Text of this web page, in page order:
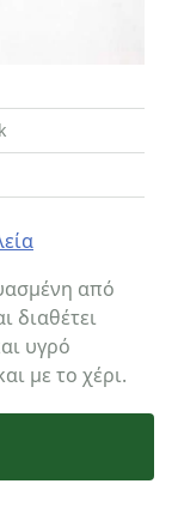
από
διαθέτει
υγρό
με το χέρι.